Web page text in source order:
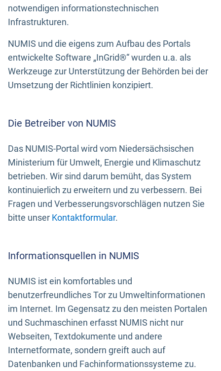
notwendigen informationstechnischen
Infrastrukturen.
NUMIS und die eigens zum Aufbau des Portals
entwickelte Software „InGrid®“ wurden u.a. als
Werkzeuge zur Unterstützung der Behörden bei der
Umsetzung der Richtlinien konzipiert.
Die Betreiber von NUMIS
Das NUMIS-Portal wird vom Niedersächsischen
Ministerium für Umwelt, Energie und Klimaschutz
betrieben. Wir sind darum bemüht, das System
kontinuierlich zu erweitern und zu verbessern. Bei
Fragen und Verbesserungsvorschlägen nutzen Sie
bitte unser Kontaktformular.
Informationsquellen in NUMIS
NUMIS ist ein komfortables und
benutzerfreundliches Tor zu Umweltinformationen
im Internet. Im Gegensatz zu den meisten Portalen
und Suchmaschinen erfasst NUMIS nicht nur
Webseiten, Textdokumente und andere
Internetformate, sondern greift auch auf
Datenbanken und Fachinformationssysteme zu.